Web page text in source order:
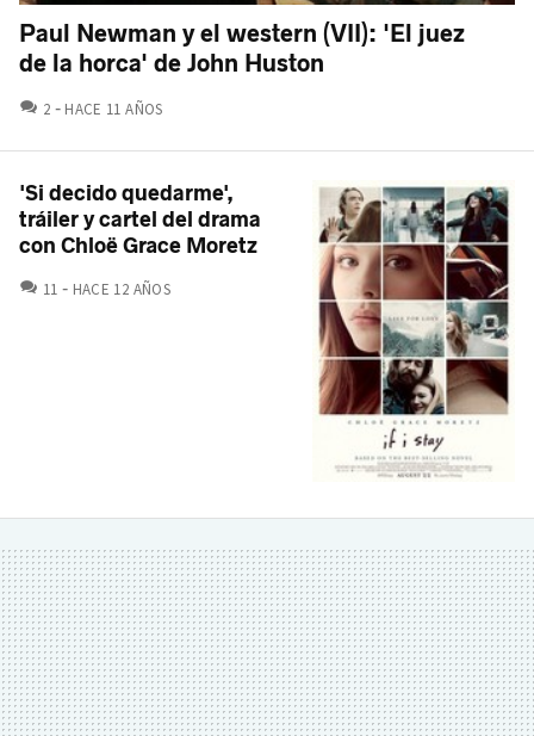
Paul Newman y el western (VII): 'El juez
de la horca' de John Huston
2 COMENTARIOS
HACE 11 AÑOS
'Si decido quedarme',
tráiler y cartel del drama
con Chloë Grace Moretz
11 COMENTARIOS
HACE 12 AÑOS